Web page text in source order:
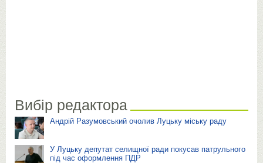
Вибір редактора
Андрій Разумовський очолив Луцьку міську раду
У Луцьку депутат селищної ради покусав патрульного
під час оформлення ПДР